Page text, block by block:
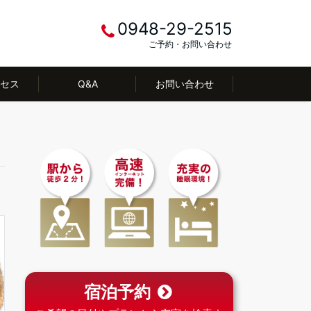
0948-29-2515
ご予約・お問い合わせ
ス Q&A お問い合わせ
宿泊予約